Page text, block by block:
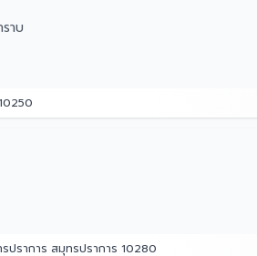
าบ
ปราการ สมุทรปราการ 10280